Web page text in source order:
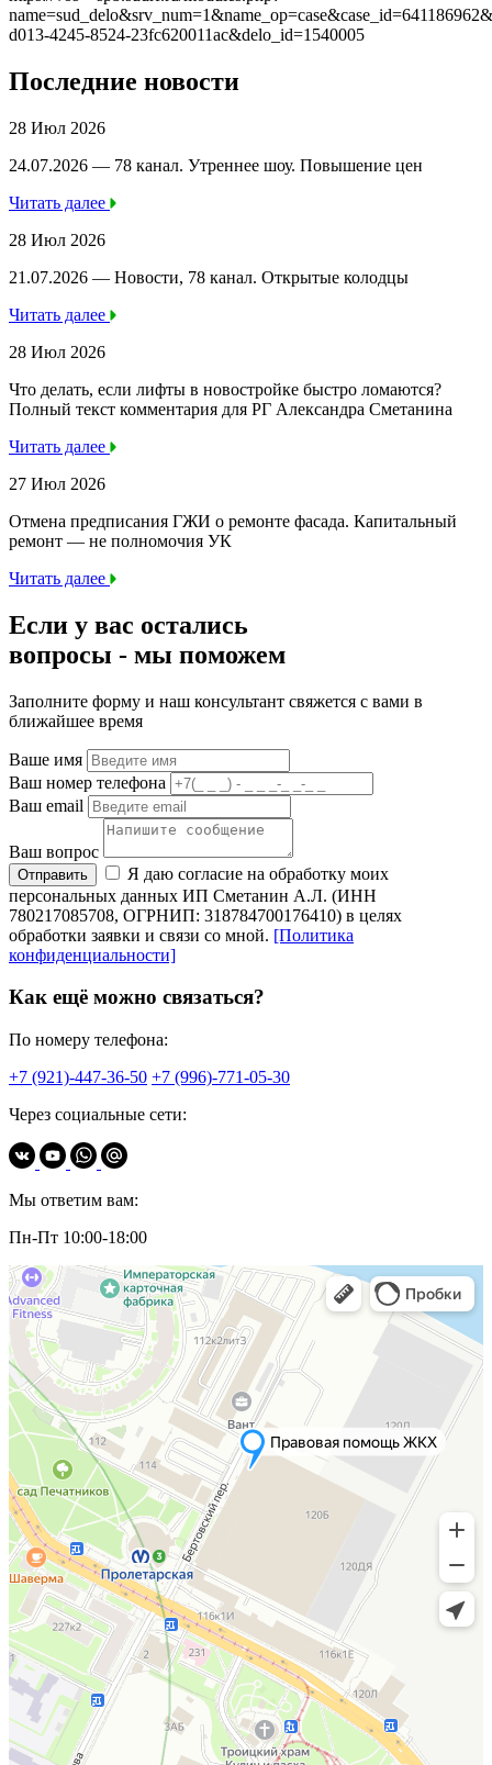
d013-4245-8524-23fc620011ac&delo_id=1540005
Последние новости
28 Июл 2026
24.07.2026 — 78 канал. Утреннее шоу. Повышение цен
Читать далее
28 Июл 2026
21.07.2026 — Новости, 78 канал. Открытые колодцы
Читать далее
28 Июл 2026
Что делать, если лифты в новостройке быстро ломаются?
Полный текст комментария для РГ Александра Сметанина
Читать далее
27 Июл 2026
Отмена предписания ГЖИ о ремонте фасада. Капитальный
ремонт — не полномочия УК
Читать далее
Если у вас остались
вопросы - мы поможем
Заполните форму и наш консультант свяжется с вами в
ближайшее время
Ваше имя
Ваш номер телефона
Ваш email
Ваш вопрос
Отправить
Я даю согласие на обработку моих
персональных данных ИП Сметанин А.Л. (ИНН
780217085708, ОГРНИП: 318784700176410) в целях
обработки заявки и связи со мной. [Политика
конфиденциальности]
Как ещё можно связаться?
По номеру телефона:
+7 (921)-447-36-50 +7 (996)-771-05-30
Через социальные сети:
Мы ответим вам:
Пн-Пт 10:00-18:00